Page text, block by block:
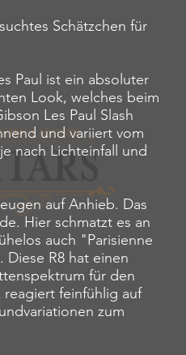
Schätzchen für
Paul ist ein absoluter
Look, welches beim
Les Paul Slash
und variiert vom
nach Lichteinfall und
auf Anhieb. Das
Hier schmatzt es an
auch "Parisienne
Diese R8 hat einen
für den
reagiert feinfühlig auf
zum